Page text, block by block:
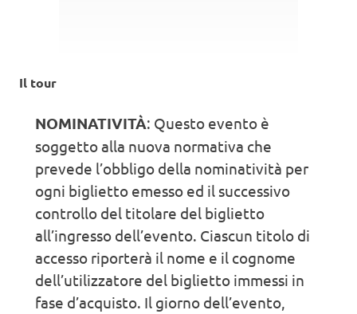
Il tour
NOMINATIVITÀ: Questo evento è
soggetto alla nuova normativa che
prevede l’obbligo della nominatività per
ogni biglietto emesso ed il successivo
controllo del titolare del biglietto
all’ingresso dell’evento. Ciascun titolo di
accesso riporterà il nome e il cognome
dell’utilizzatore del biglietto immessi in
fase d’acquisto. Il giorno dell’evento,